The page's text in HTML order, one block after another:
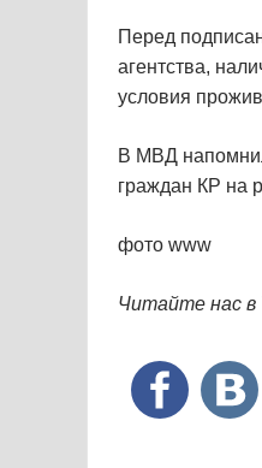
Перед
агентства,
условия
В МВД
граждан КР на
фото www
Читайте нас в